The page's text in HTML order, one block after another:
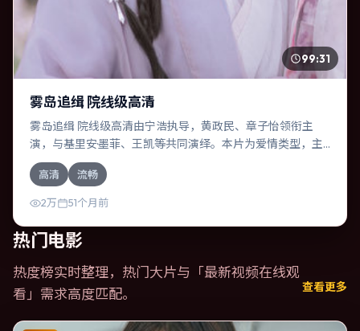
99:31
雾岛追缉 院线级高清
雾岛追缉 院线级高清由宁浩执导，黄政民、章子怡领衔主
演，与基里安·墨菲、王凯等共同演绎。本片为爱情类型，主
要班底与取景来自英国。一桩旧案被重新翻出，真相与谎言
交织。影片整体气质克制，节奏紧凑，人物动机清晰，适合
喜欢强情节与细腻表演的观众。
高清 流畅
2万 51个月前
热门电影
热度榜实时整理，热门大片与「最新视频在线观
看 」需求高度匹配。 查看更多